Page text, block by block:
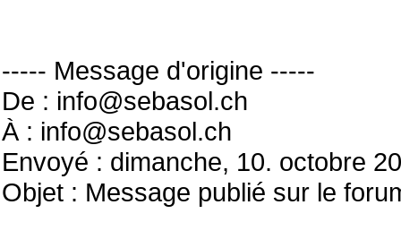
----- Message d'origine -----
De : info@sebasol.ch
À : info@sebasol.ch
Envoyé : dimanche, 10. octobre
Objet : Message publié sur le